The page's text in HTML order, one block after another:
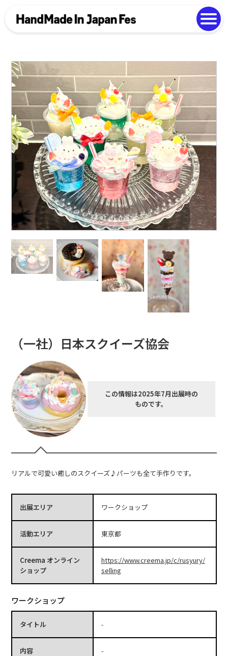
Photo Gallery
EN 中文
（一社）日本スクイーズ協会
この情報は2025年7月出展時の
ものです。
リアルで可愛い癒しのスクイーズ♪パーツも全て手作りです。
出展エリア ワークショップ
活動エリア 東京都
Creema オンライン
ショップ
https://www.creema.jp/c/rusyury/
selling
ワークショップ
タイトル -
内容 -